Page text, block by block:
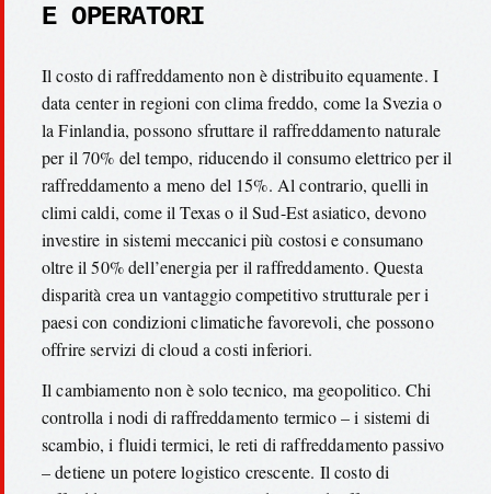
E OPERATORI
Il costo di raffreddamento non è distribuito equamente. I
data center in regioni con clima freddo, come la Svezia o
la Finlandia, possono sfruttare il raffreddamento naturale
per il 70% del tempo, riducendo il consumo elettrico per il
raffreddamento a meno del 15%. Al contrario, quelli in
climi caldi, come il Texas o il Sud-Est asiatico, devono
investire in sistemi meccanici più costosi e consumano
oltre il 50% dell’energia per il raffreddamento. Questa
disparità crea un vantaggio competitivo strutturale per i
paesi con condizioni climatiche favorevoli, che possono
offrire servizi di cloud a costi inferiori.
Il cambiamento non è solo tecnico, ma geopolitico. Chi
controlla i nodi di raffreddamento termico – i sistemi di
scambio, i fluidi termici, le reti di raffreddamento passivo
– detiene un potere logistico crescente. Il costo di